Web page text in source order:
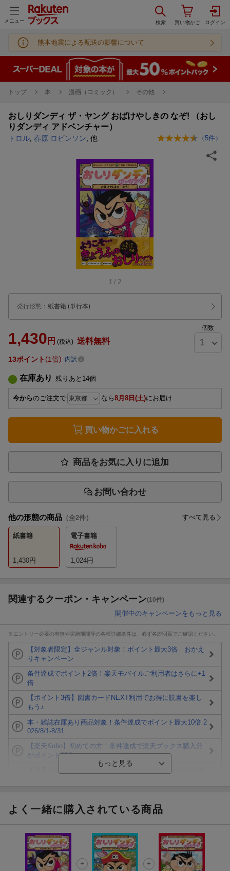
メニュー
熊本地震による配送の影響について
トップ 本 漫画（コミック） その他
おしりダンディ ザ・ヤング おばけやしきの なぞ! （おし
りダンディ アドベンチャー）
トロル 春原 ロビンソン , 他 （5件）
1 / 2
発行形態 ： 紙書籍 (単行本)
1,430 円 (税込) 送料無料
個数
13ポイント 1倍 内訳
在庫あり 残りあと 14個
今からのご注文で なら8月8日(土)にお届け
買い物かごに入れる
商品をお気に入りに追加
お問い合わせ
他の形態の商品 （全2件） すべて見る
紙書籍
1,430円
電子書籍
1,024円
関連するクーポン・キャンペーン(10件)
開催中のキャンペーンをもっと見る
※エントリー必要の有無や実施期間等の各種詳細条件は、必ず各説明頁でご確認ください。
【対象者限定】全ジャンル対象！ポイント最大3倍 おかえ
りキャンペーン
条件達成でポイント2倍！楽天モバイルご利用者はさらに+1
倍
【ポイント3倍】図書カードNEXT利用でお得に読書を楽し
もう♪
本・雑誌在庫あり商品対象！条件達成でポイント最大10倍 2
026/8/1-8/31
【楽天Kobo】初めての方！条件達成で楽天ブックス購入分
がポイント20倍
ト山分け
楽天モバイル紹介キャンペーンの拡散で300円OFFクーポン
進呈
条件達成で楽天限定・宝塚歌劇 宙組貸切公演ペアチケット
よく一緒に購入されている商品